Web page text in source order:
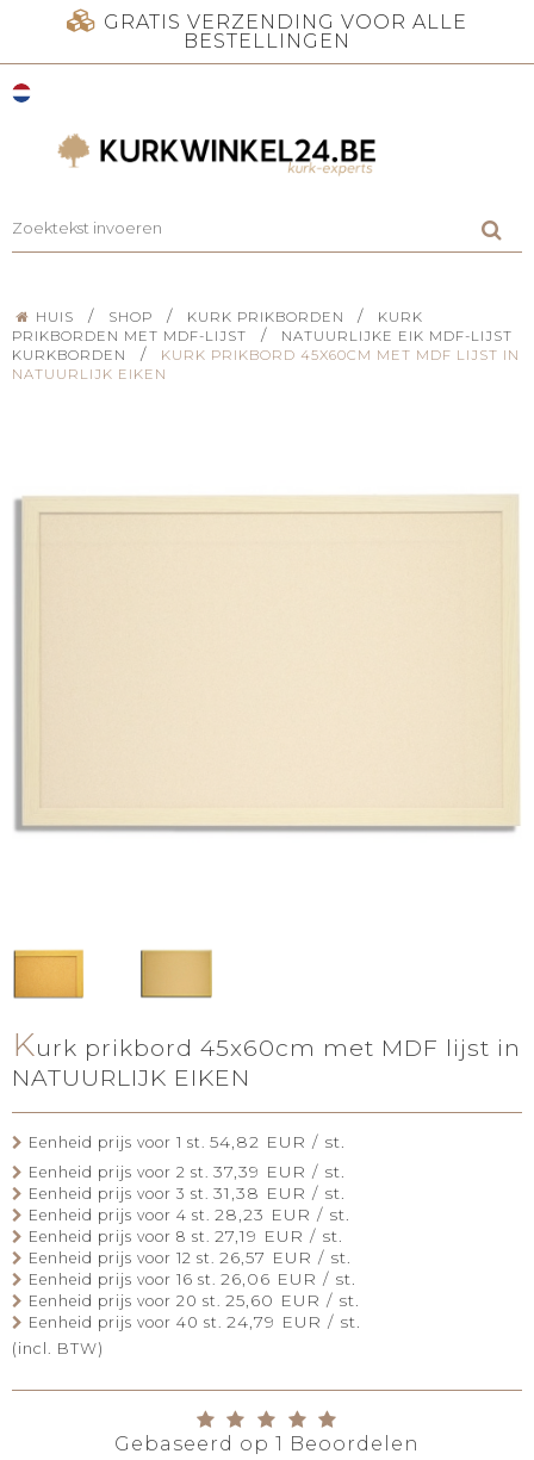
GRATIS VERZENDING VOOR ALLE
BESTELLINGEN
HUIS / SHOP / KURK PRIKBORDEN /
KURK
PRIKBORDEN MET MDF-LIJST
/
NATUURLIJKE EIK MDF-LIJST
KURKBORDEN
/
KURK PRIKBORD 45X60CM MET MDF LIJST IN
NATUURLIJK EIKEN
Kurk prikbord 45x60cm met MDF lijst in
NATUURLIJK EIKEN
Eenheid prijs voor 1 st. 54,82 EUR / st.
Eenheid prijs voor 2 st. 37,39 EUR / st.
Eenheid prijs voor 3 st. 31,38 EUR / st.
Eenheid prijs voor 4 st. 28,23 EUR / st.
Eenheid prijs voor 8 st. 27,19 EUR / st.
Eenheid prijs voor 12 st. 26,57 EUR / st.
Eenheid prijs voor 16 st. 26,06 EUR / st.
Eenheid prijs voor 20 st. 25,60 EUR / st.
Eenheid prijs voor 40 st. 24,79 EUR / st.
(incl. BTW)
Gebaseerd op 1 Beoordelen